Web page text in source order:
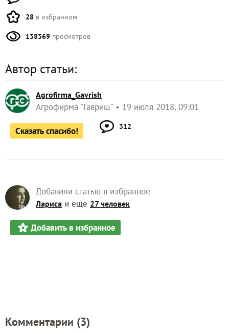
28 в избранном
138369 просмотров
Автор статьи:
Agrofirma_Gavrish
Агрофирма "Гавриш" 19 июля 2018, 09:01
Сказать спасибо! 312
Добавили статью в избранное
Лариса и еще 27 человек
Добавить в избранное
Комментарии (3)